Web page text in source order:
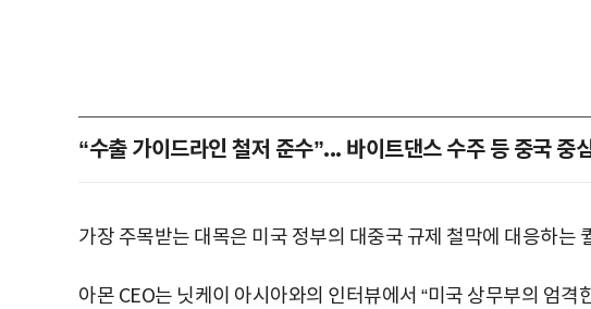
“수출 가이드라인 철저 준수”... 바이트댄스 수주 등 중국 중
가장 주목받는 대목은 미국 정부의 대중국 규제 철막에 대응하는
아몬 CEO는 닛케이 아시아와의 인터뷰에서 “미국 상무부의 엄